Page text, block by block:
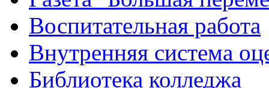
Воспитательная работа
Внутренняя система
Библиотека колледжа